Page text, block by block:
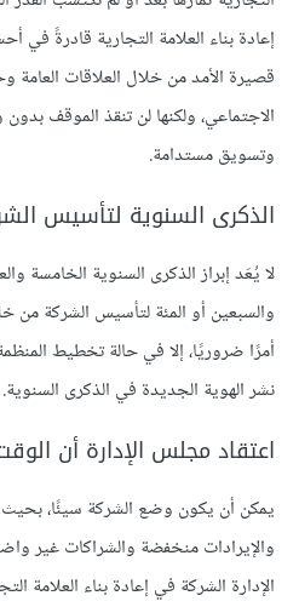
إعادة بناء العلامة التجارية قادرةً
قصيرة الأمد من خلال العلاقات
الاجتماعي، ولكنها لن تنقذ الموقف
وتسويق مستدامة.
الذكرى السنوية لتأسيس
لا يُعَد إبراز الذكرى السنوية الخامسة
والسبعين أو المئة لتأسيس الشركة من
أمرًا ضروريًا، إلا في حالة تخطيط
نشر الهوية الجديدة في الذكرى السنوية.
اعتقاد مجلس الإدارة أن
يمكن أن يكون وضع الشركة سيئًا،
والإيرادات منخفضة والشراكات غير
الإدارة الشركة في إعادة بناء العلامة